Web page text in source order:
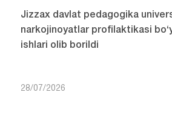
Jizzax davlat pedagogika
narkojinoyatlar profilaktikasi
ishlari olib borildi
28/07/2026